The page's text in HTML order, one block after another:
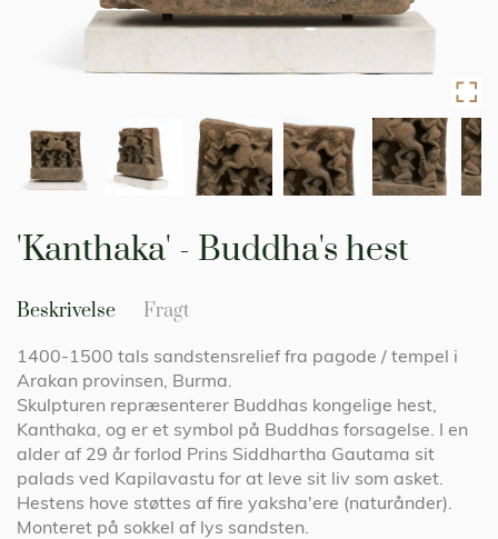
'Kanthaka' - Buddha's hest
Beskrivelse
1400-1500 tals sandstensrelief fra pagode / tempel i
Arakan provinsen, Burma.
Skulpturen repræsenterer Buddhas kongelige hest,
Kanthaka, og er et symbol på Buddhas forsagelse. I en
alder af 29 år forlod Prins Siddhartha Gautama sit
palads ved Kapilavastu for at leve sit liv som asket.
Hestens hove støttes af fire yaksha'ere (naturånder).
Monteret på sokkel af lys sandsten.
Fragt
starten